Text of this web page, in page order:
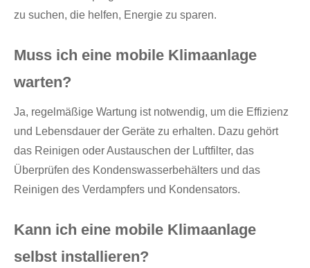
zu suchen, die helfen, Energie zu sparen.
Muss ich eine mobile Klimaanlage
warten?
Ja, regelmäßige Wartung ist notwendig, um die Effizienz
und Lebensdauer der Geräte zu erhalten. Dazu gehört
das Reinigen oder Austauschen der Luftfilter, das
Überprüfen des Kondenswasserbehälters und das
Reinigen des Verdampfers und Kondensators.
Kann ich eine mobile Klimaanlage
selbst installieren?